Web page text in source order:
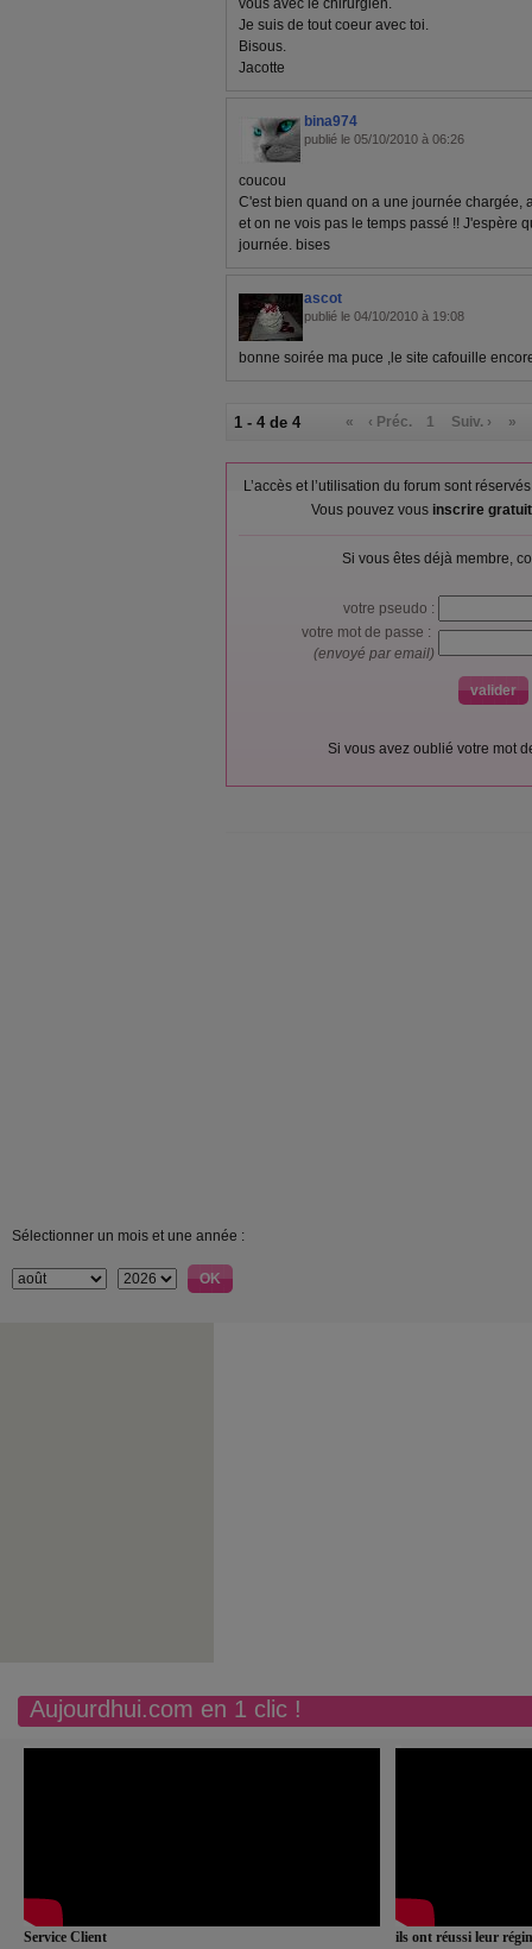
vous avec le chirurgien.
Je suis de tout coeur avec toi.
Bisous.
Jacotte
bina974
publié le 05/10/2010 à 06:26
coucou
C'est bien quand on a une journée chargée,
et on ne vois pas le temps passé !! J'espère
journée. bises
ascot
publié le 04/10/2010 à 19:08
bonne soirée ma puce ,le site cafouille
1 - 4 de 4 « ‹ Préc. 1 Suiv. › »
L’accès et l’utilisation du forum sont
Vous pouvez vous inscrire
Si vous êtes déjà membre,
votre pseudo :
votre mot de passe :
(envoyé par email)
Si vous avez oublié votre mot
Sélectionner un mois et une année :
Aujourdhui.com en 1 clic !
Service Client
ils ont réussi leur